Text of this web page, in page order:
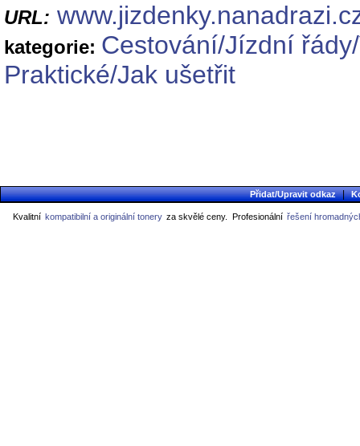
URL:
kategorie: Cestování/Jízdní
Praktické/Jak ušetřit
Přidat/Upravit odkaz |
Kvalitní kompatibilní a originální tonery za skvělé ceny. Profesionální řešení